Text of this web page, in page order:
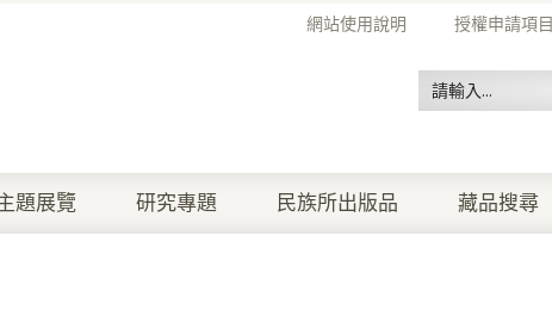
網站使用說明 授權申請項目
題展覽 研究專題 民族所出版品 藏品搜尋